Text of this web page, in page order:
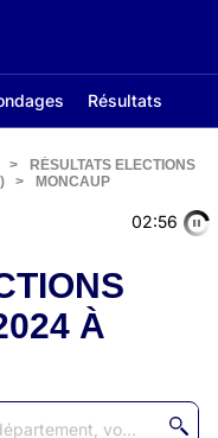
Résultats
02:56
>
RÉSULTATS ELECTIONS
> MONCAUP
À